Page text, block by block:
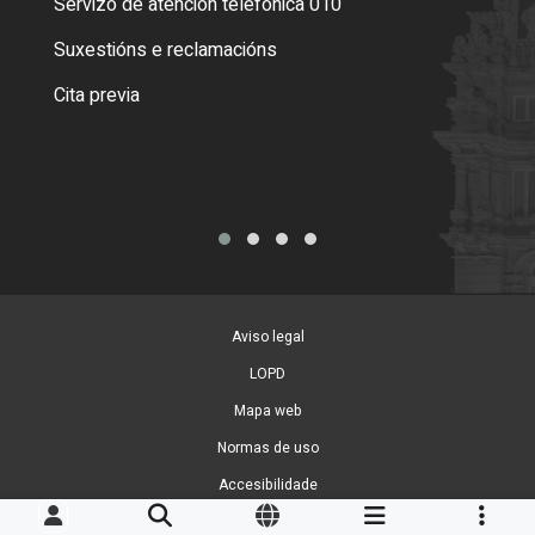
Suxestións e reclamacións
Cita previa
Aviso legal
LOPD
Mapa web
Normas de uso
Accesibilidade
Xestión de cookies